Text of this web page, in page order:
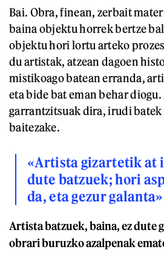
Bai. Obra, finean, zerbait
baina objektu horrek bertze
objektu hori lortu arteko
du artistak, atzean dagoen
mistikoago batean erranda,
eta bide bat eman behar
garrantzitsuak dira, irudi
baitezake.
«Artista gizartetik at
dute batzuek; hori
da, eta gezur galanta»
Artista batzuek, baina, ez dute
obrari buruzko azalpenak